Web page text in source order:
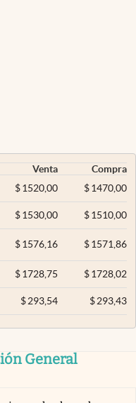
Venta
Compra
$ 1520,00 $1470,00
$ 1530,00 $1510,00
$ 1576,16 $1571,86
$ 1728,75 $1728,02
$ 293,54 $293,43
General